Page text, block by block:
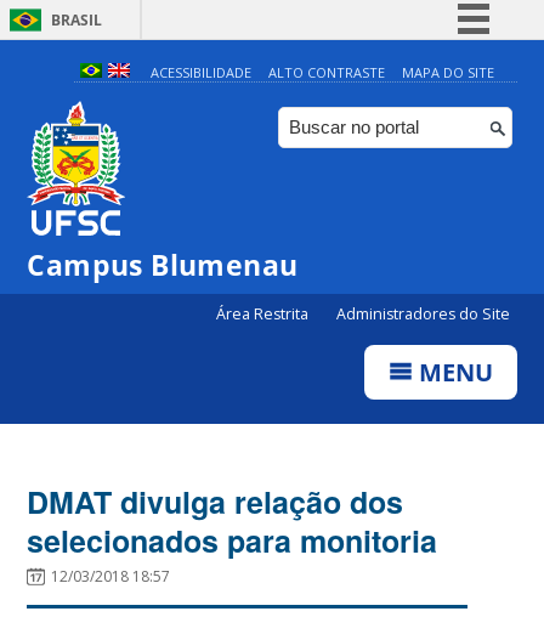
BRASIL
Simplifique!
Comunica BR
Participe
ACESSIBILIDADE ALTO CONTRASTE MAPA DO SITE
Campus Blumenau
Área Restrita Administradores do Site
MENU
DMAT divulga relação dos
selecionados para monitoria
12/03/2018 18:57